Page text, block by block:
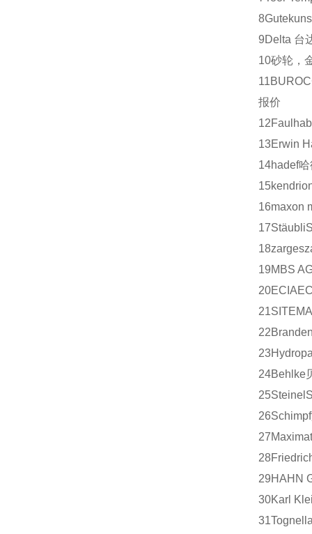
8
9Delta 台
10砂轮，
11
报价
12
13Erwin
14hadef哈
15
16maxon
17Stäubli
18zarges
19MBS
20ECIA
21
22
23
24Behlke
25Steinel
26Schimpf
27
28
29HAHN
30Karl
31